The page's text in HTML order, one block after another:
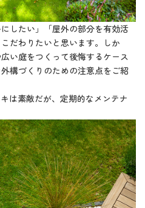
したい」「屋外の部分を有効活
だわりたいと思います。しか
い庭をつくって後悔するケース
構づくりのための注意点をご紹
は素敵だが、定期的なメンテナ